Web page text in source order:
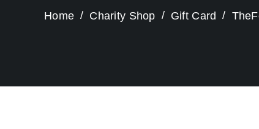
Home Charity Shop Gift Card